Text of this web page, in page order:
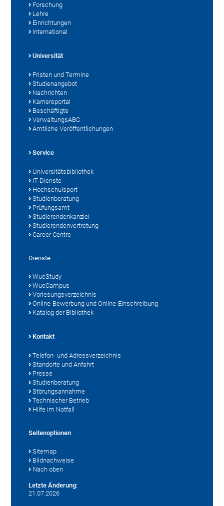
Forschung
Lehre
Einrichtungen
International
Universität
Fristen und Termine
Studienangebot
Nachrichten
Karriereportal
Beschäftigte
VerwaltungsABC
Amtliche Veröffentlichungen
Service
Universitätsbibliothek
IT-Dienste
Hochschulsport
Studienberatung
Prüfungsamt
Studierendenkanzlei
Studierendenvertretung
Career Centre
Dienste
WueStudy
WueCampus
Vorlesungsverzeichnis
Online-Bewerbung und Online-Einschreibung
Katalog der Bibliothek
Kontakt
Telefon- und Adressverzeichnis
Standorte und Anfahrt
Presse
Studienberatung
Störungsannahme
Technischer Betrieb
Hilfe im Notfall
Seitenoptionen
Sitemap
Bildnachweise
Nach oben
Letzte Änderung:
21.07.2026